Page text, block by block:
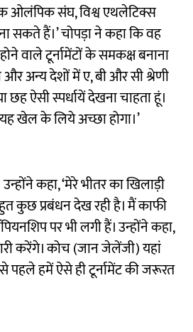
ओलंपिक संघ, विश्व एथलेटिक्स
सकते हैं।’ चोपड़ा ने कहा कि वह
वाले टूर्नामेंटों के समकक्ष बनाना
और अन्य देशों में ए, बी और सी श्रेणी
छह ऐसी स्पर्धायें देखना चाहता हूं।
खेल के लिये अच्छा होगा।’
कहा, ‘मेरे भीतर का खिलाड़ी
कुछ प्रबंधन देख रही है। मैं काफी
पर भी लगी हैं। उन्होंने कहा,
करेंगे। कोच (जान जेलेंजी) यहां
हमें ऐसे ही टूर्नामेंट की जरूरत